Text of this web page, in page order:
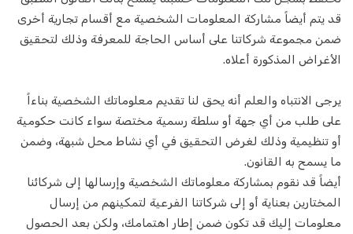
طبيب
المجمل
تدليك
غسيل سيارة
كلب يمشي
سحب الشاحنة
قد يتم أيضاً مشاركة المعلومات الشخصية مع أقسام تجارية أخرى
ضمن مجموعة شركاتنا على أساس الحاجة للمعرفة وذلك لتحقيق
الأغراض المذكورة أعلاه.
يرجى الانتباه والعلم أنه يحق لنا تقديم معلوماتك الشخصية بناءاً
على طلب من أي جهة أو سلطة رسمية مختصة سواء كانت حكومية
أو تنظيمية وذلك لغرض التحقيق في أي نشاط محل شبهة، وضمن
ما يسمح به القانون.
أيضاً قد نقوم بمشاركة معلوماتك الشخصية وإرسالها إلى شركائنا
المختارين بعناية أو إلى شركاتنا الفرعية لتمكينهم من إرسال
معلومات إليك قد تكون ضمن إطار اهتمامك، ولكن بعد الحصول